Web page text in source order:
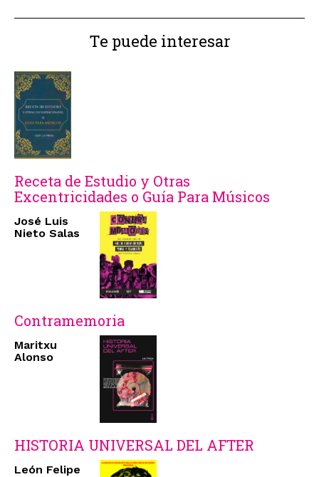
Te puede interesar
Receta de Estudio y Otras
Excentricidades o Guía Para Músicos
José Luis
Nieto Salas
Contramemoria
Maritxu
Alonso
HISTORIA UNIVERSAL DEL AFTER
León Felipe